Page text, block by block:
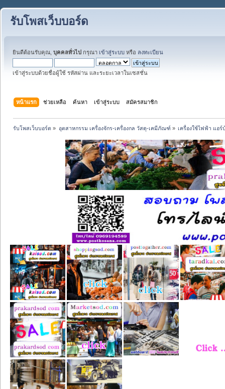
รับโพสเว็บบอร์ด
ยินดีต้อนรับคุณ, บุคคลทั่วไป กรุณา เข้าสู่ระบบ หรือ ลงทะเบียน
เข้าสู่ระบบด้วยชื่อผู้ใช้ รหัสผ่าน และระยะเวลาในเซสชั่น
หน้าแรก ช่วยเหลือ ค้นหา เข้าสู่ระบบ สมัครสมาชิก
รับโพสเว็บบอร์ด » อุตสาหกรรม เครื่องจักร-เครื่องกล วัสดุ-เคมีภัณฑ์ » เครื่องใช้ไฟฟ้า แอ